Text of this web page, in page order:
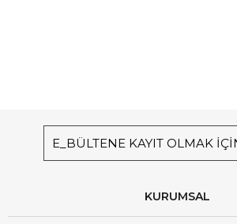
E_BÜLTENE KAYIT OLMAK
KURUMSAL